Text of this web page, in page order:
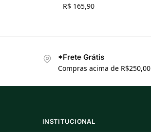
R$165,90
*Frete Grátis
Compras acima de R$250,00
INSTITUCIONAL